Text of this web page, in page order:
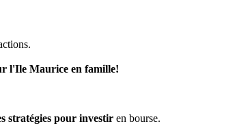
l'Ile Maurice en famille!
stratégies pour investir en bourse.